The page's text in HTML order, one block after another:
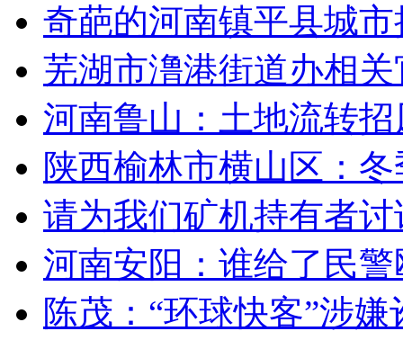
奇葩的河南镇平县城
芜湖市澛港街道办相关
河南鲁山：土地流转
陕西榆林市横山区：
请为我们矿机持有者
河南安阳：谁给了民
陈茂：“环球快客”涉